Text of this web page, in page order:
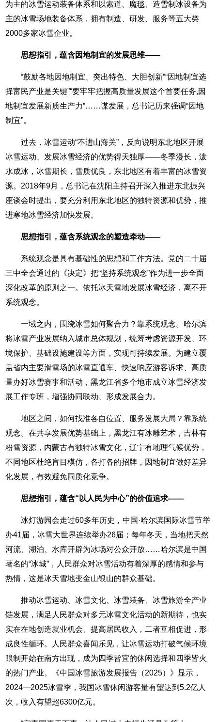
为主的冰雪运动装备体系和以索道、魔毯、造雪制冰设备为
主的冰雪场地装备体系，拥有制造、研发、服务等五大类
2000多家冰雪企业。
思想指引，蕴含因地制宜的发展思维——
“鼓励各地因地制宜、突出特色、大胆创新”“因地制宜选
择富民产业是关键”“要牢牢把握高质量发展这个首要任务,因
地制宜发展新质生产力”……谋发展，总书记历来强调“因地
制宜”。
过去，冰雪运动“不进山海关”，反向说明东北地区开展
冰雪运动、发展冰雪经济的优势得天独厚——冬季漫长，泼
水成冰，冰雪期长，雪质优良，东北地区有着丰富的冰雪资
源。2018年9月，总书记在沈阳主持召开深入推进东北振兴
座谈会时提出，要充分利用东北地区的独特资源和优势，推
进寒地冰雪经济加快发展。
思想指引，蕴含系统观念的塑造牵动——
系统观念是具有基础性的思想和工作方法。党的二十届
三中全会通过的《决定》把“坚持系统观念”作为进一步全面
深化改革的原则之一。依托冰天雪地发展冰雪经济，离不开
系统观念。
一域之内，围绕冰雪如何聚合力？靠系统观念。哈尔滨
将冰雪产业发展纳入城市总体规划，统筹考虑资源开发、环
境保护、基础设施建设等方面，实现可持续发展。为建立覆
盖省内主要滑雪场的冰雪直通车、快速响应游客诉求、高质
量办好冰雪赛事和活动，黑龙江省多个地市成立冰雪经济发
展工作专班，增强协同联动、形成发展合力。
地区之间，如何找准各自位置、服务发展大局？靠系统
观念。在共享发展优势基础上，黑龙江有冰雕艺术，吉林有
粉雪资源，内蒙古有独特冰雪文化，辽宁有地理气候优势，
不同地区杜绝盲目模仿，各打各的招牌，因地制宜做好差异
化发展，有效避免同质化竞争。
思想指引，蕴含“以人民为中心”的价值追求——
冰灯游园会走过60多年历史，中国·哈尔滨国际冰雪节举
办41届，冰雪大世界连续举办26届；每年冬天，当地把天然
河流、湖泊、水库开辟为冰场对公众开放……哈尔滨是中国
著名的“冰城”，人民群众对冰雪活动有着深厚的感情和参与
热情，这是冰天雪地变金山银山的群众基础。
推动冰雪运动、冰雪文化、冰雪装备、冰雪旅游全产业
链发展，满足人民群众对多元冰雪文化活动的新期待，也实
实在在地创造就业机会、提高居民收入，二者互相促进，形
成良性循环。人民群众喜闻乐见，让冰雪运动打破气候环境
限制开始在南方出现，成为四季皆宜的休闲选择和四季皆火
的热门产业。《中国冰雪旅游发展报告（2025）》显示，
2024—2025冰雪季，我国冰雪休闲游客量有望达到5.2亿人
次，收入有望超6300亿元。